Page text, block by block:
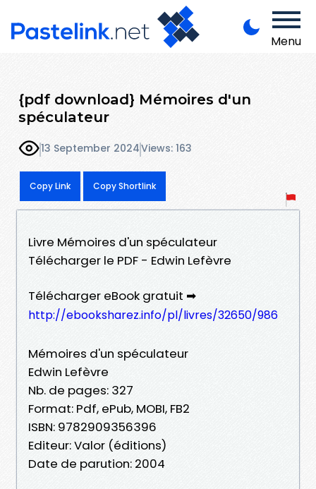
Menu
{pdf download} Mémoires d'un
spéculateur
13 September 2024Views: 163
Copy Link Copy Shortlink
Livre Mémoires d'un spéculateur
Télécharger le PDF - Edwin Lefèvre
Télécharger eBook gratuit ➡
http://ebooksharez.info/pl/livres/32650/986
Mémoires d'un spéculateur
Edwin Lefèvre
Nb. de pages: 327
Format: Pdf, ePub, MOBI, FB2
ISBN: 9782909356396
Editeur: Valor (éditions)
Date de parution: 2004